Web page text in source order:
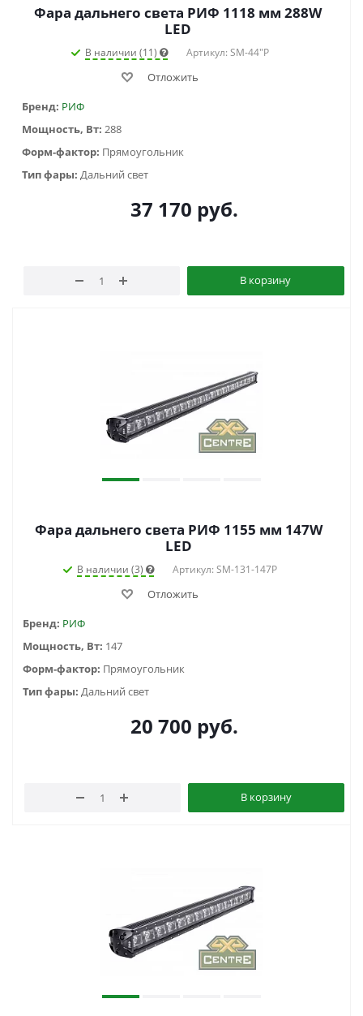
Фара дальнего света РИФ 1118 мм 288W
LED
В наличии (11) Артикул: SM-44"P
Отложить
Бренд: РИФ
Мощность, Вт: 288
Форм-фактор: Прямоугольник
Тип фары: Дальний свет
37 170 руб.
В корзину
Фара дальнего света РИФ 1155 мм 147W
LED
В наличии (3) Артикул: SM-131-147P
Отложить
Бренд: РИФ
Мощность, Вт: 147
Форм-фактор: Прямоугольник
Тип фары: Дальний свет
20 700 руб.
В корзину